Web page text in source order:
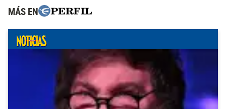
MÁS EN